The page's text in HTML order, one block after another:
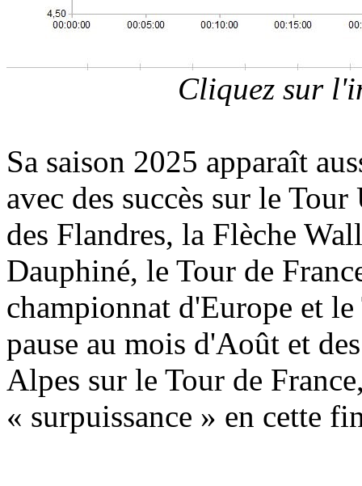
Cliquez sur
Sa saison 2025 apparaît
avec des succès sur le
des Flandres, la Flèche
Dauphiné, le Tour de
championnat d'Europe et
pause au mois d'Août et
Alpes sur le Tour de
« surpuissance » en cette